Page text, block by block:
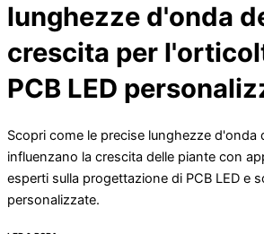
lunghezze d'onda
crescita per
PCB LED
Scopri come le precise lunghezze d'onda
influenzano la crescita delle piante con
esperti sulla progettazione di PCB LED e
personalizzate.